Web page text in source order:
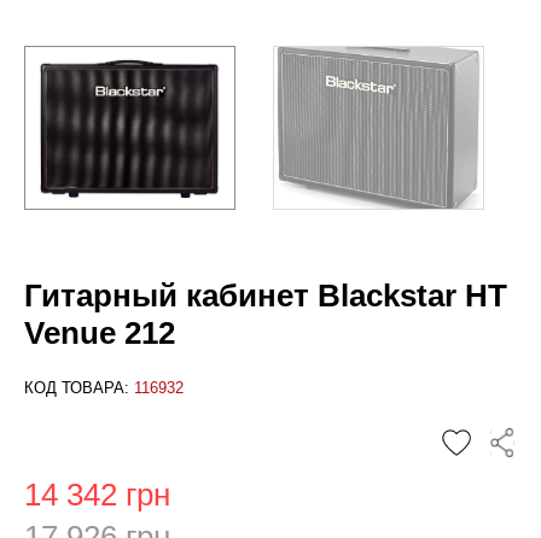
Гитарный кабинет Blackstar HT
Venue 212
КОД ТОВАРА: 116932
14 342 грн